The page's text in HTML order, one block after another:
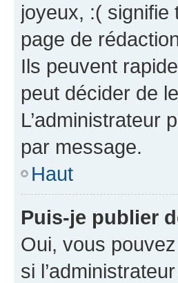
joyeux, :( signifie
page de
Ils peuvent
peut décider de
L’administrateur
par message.
Haut
Puis-je publier
Oui, vous
si